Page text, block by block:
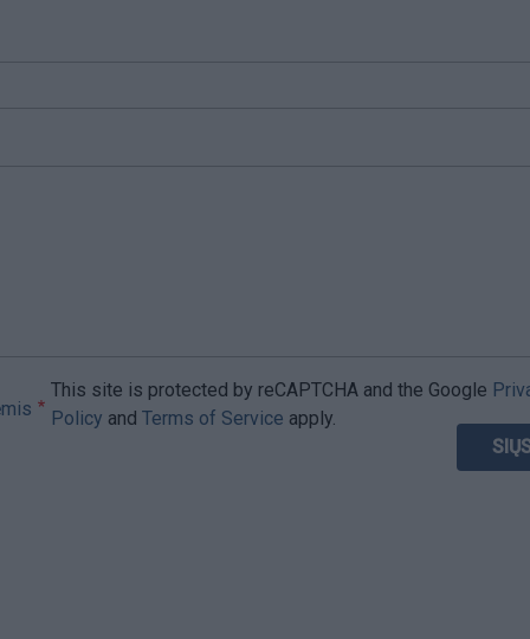
This site is protected by reCAPTCHA and the Google
Policy and Terms of Service apply.